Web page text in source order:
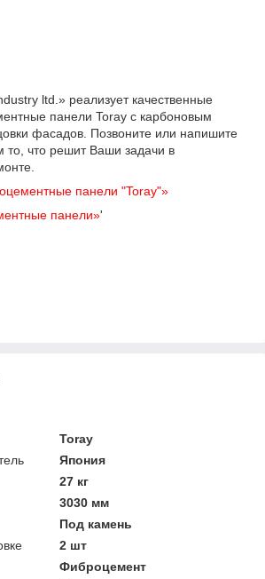
ltd.» реализует качественные
панели Toray с карбоновым
фасадов. Позвоните или напишите
что решит Ваши задачи в
панели "Toray"»
панели»'
Toray
Япония
27 кг
3030 мм
Под камень
2 шт
Фиброцемент